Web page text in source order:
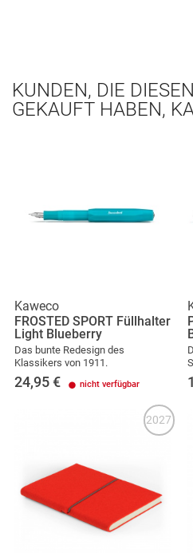
KUNDEN, DIE
GEKAUFT HABEN,
Kaweco
FROSTED SPORT Füllhalter
Light Blueberry
Das bunte Redesign des
Klassikers von 1911.
24,95 € nicht verfügbar
2027